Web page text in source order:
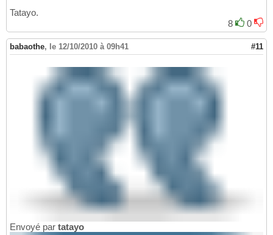
Tatayo.
8
0
babaothe, le 12/10/2010 à 09h41 #11
Envoyé par tatayo